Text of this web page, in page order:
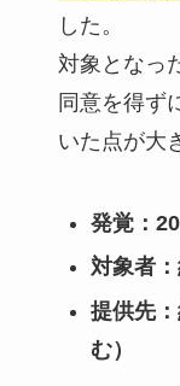
した。
対象となっ
同意を得ず
いた点が大
発覚：
対象者
提供先
む）